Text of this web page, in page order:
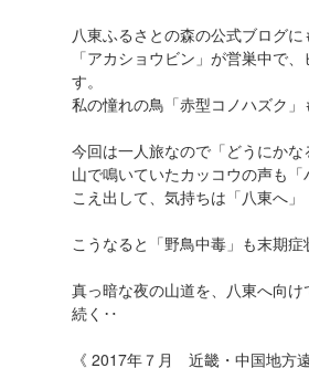
八東ふるさとの森の公式ブログに
「アカショウビン」が営巣中で
す。
私の憧れの鳥「赤型コノハズク
今回は一人旅なので「どうにかな
山で鳴いていたカッコウの声も
こえ出して、気持ちは「八東へ」
こうなると「野鳥中毒」も末期症
真っ暗な夜の山道を、八東へ向け
続く‥
《 2017年７月 近畿・中国地方